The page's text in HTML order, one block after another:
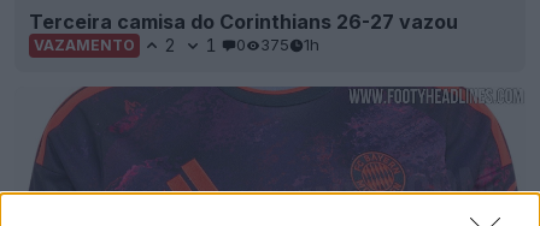
Terceira camisa do Corinthians 26-27 vazou
VAZAMENTO 2 1 0 375 1h